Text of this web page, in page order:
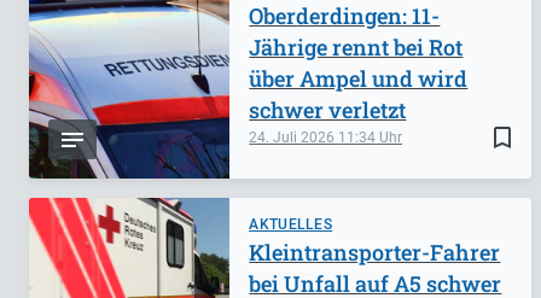
bookmark_border
24. Juli 2026 11:34
Oberderdingen: 11-
Jährige rennt bei Rot
über Ampel und wird
schwer verletzt
AKTUELLES
Kleintransporter-Fahrer
bei Unfall auf A5 schwer